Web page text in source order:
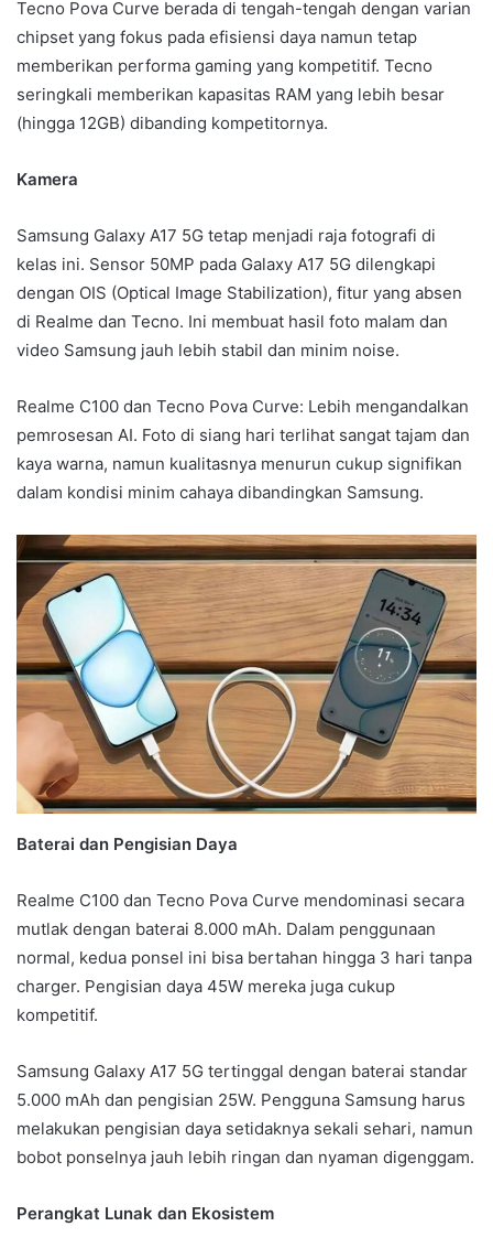
Tecno Pova Curve berada di tengah-tengah dengan varian
chipset yang fokus pada efisiensi daya namun tetap
memberikan performa gaming yang kompetitif. Tecno
seringkali memberikan kapasitas RAM yang lebih besar
(hingga 12GB) dibanding kompetitornya.
Kamera
Samsung Galaxy A17 5G tetap menjadi raja fotografi di
kelas ini. Sensor 50MP pada Galaxy A17 5G dilengkapi
dengan OIS (Optical Image Stabilization), fitur yang absen
di Realme dan Tecno. Ini membuat hasil foto malam dan
video Samsung jauh lebih stabil dan minim noise.
Realme C100 dan Tecno Pova Curve: Lebih mengandalkan
pemrosesan AI. Foto di siang hari terlihat sangat tajam dan
kaya warna, namun kualitasnya menurun cukup signifikan
dalam kondisi minim cahaya dibandingkan Samsung.
Baterai dan Pengisian Daya
Realme C100 dan Tecno Pova Curve mendominasi secara
mutlak dengan baterai 8.000 mAh. Dalam penggunaan
normal, kedua ponsel ini bisa bertahan hingga 3 hari tanpa
charger. Pengisian daya 45W mereka juga cukup
kompetitif.
Samsung Galaxy A17 5G tertinggal dengan baterai standar
5.000 mAh dan pengisian 25W. Pengguna Samsung harus
melakukan pengisian daya setidaknya sekali sehari, namun
bobot ponselnya jauh lebih ringan dan nyaman digenggam.
Perangkat Lunak dan Ekosistem